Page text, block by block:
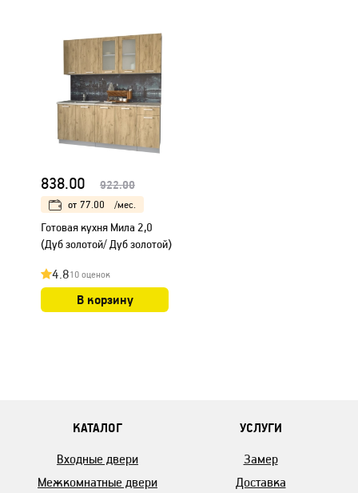
838.00 922.00
от 77.00 /мес.
Готовая кухня Мила 2,0
(Дуб золотой/ Дуб золотой)
4.810 оценок
В корзину
КАТАЛОГ
Входные двери
Межкомнатные двери
УСЛУГИ
Замер
Доставка